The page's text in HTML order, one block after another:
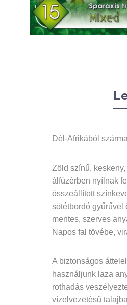
Dél-Afrikából
Zöld színű,
álfüzérben nyílnak
összeállított
sötétbordó gyűrűvel
mentes, szerves
Napos fal tövébe,
A biztonságos
használjunk laza
rothadás
vízelvezetésű